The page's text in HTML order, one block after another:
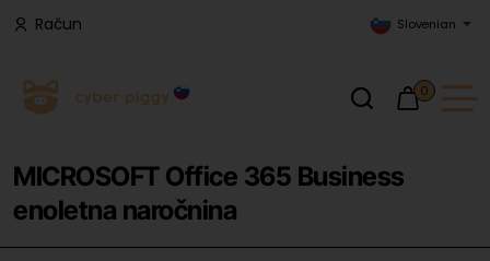
Račun Slovenian
0
MICROSOFT Office 365 Business
enoletna naročnina